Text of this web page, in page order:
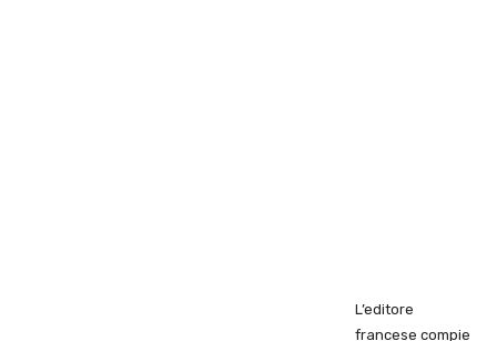
L’editore
francese compie